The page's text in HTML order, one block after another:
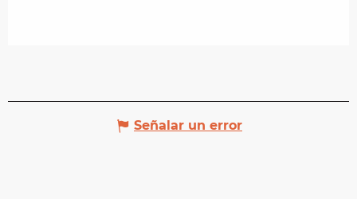
Señalar un error